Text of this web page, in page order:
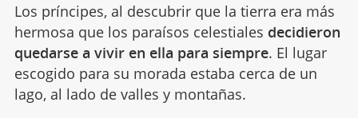
Los príncipes, al descubrir que la tierra era más
hermosa que los paraísos celestiales decidieron
quedarse a vivir en ella para siempre. El lugar
escogido para su morada estaba cerca de un
lago, al lado de valles y montañas.